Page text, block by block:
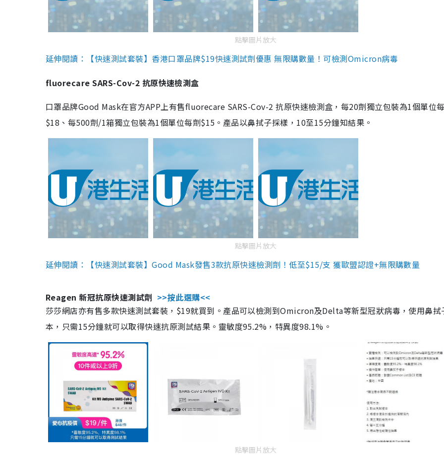
點擊圖片放大
延伸閱讀：【快速測試套裝】香港口罩品牌$19快速測試劑優惠 無限購數量！可檢測Omicron病毒
fluorecare SARS-Cov-2 抗原快速檢測盒
口罩品牌Good Mask在官方APP上有售fluorecare SARS-Cov-2 抗原快速檢測盒，每20劑獨立包裝為1個單位
$18、每500劑/1箱獨立包裝為1個單位每劑$15。產品以鼻拭子採樣，10至15分鐘知結果。
點擊圖片放大
延伸閱讀：【快速測試套裝】Good Mask發售3款抗原快速檢測劑！低至$15/支 獲歐盟認證+無限購數量
Reagen 新冠抗原快速測試劑 >>按此選購<<
莎莎網店亦有售多款快速測試套裝，$19就買到。產品可以檢測到Omicron及Delta等新型冠狀病毒，使用鼻拭
本，只需15分鐘就可以取得快速抗原測試結果。靈敏度95.2%，特異度98.1%。
點擊圖片放大